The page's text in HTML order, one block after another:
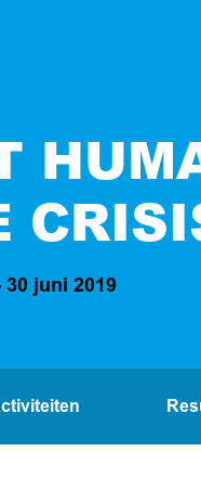
juni 2019